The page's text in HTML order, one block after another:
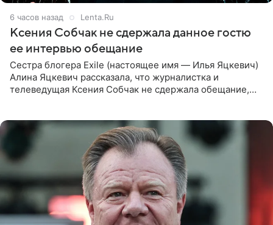
6 часов назад Lenta.Ru
Ксения Собчак не сдержала данное гостю
ее интервью обещание
Сестра блогера Exile (настоящее имя — Илья Яцкевич)
Алина Яцкевич рассказала, что журналистка и
телеведущая Ксения Собчак не сдержала обещание,